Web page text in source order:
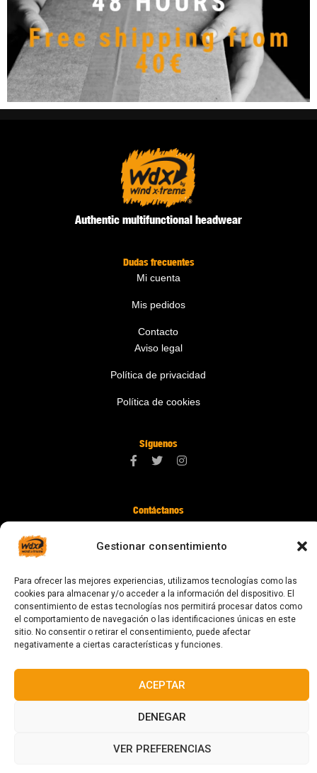
Gestionar consentimiento
Para ofrecer las mejores experiencias, utilizamos tecnologías como las
cookies para almacenar y/o acceder a la información del dispositivo. El
consentimiento de estas tecnologías nos permitirá procesar datos como
el comportamiento de navegación o las identificaciones únicas en este
sitio. No consentir o retirar el consentimiento, puede afectar
negativamente a ciertas características y funciones.
ACEPTAR
DENEGAR
VER PREFERENCIAS
Authentic multifunctional headwear
Dudas frecuentes
Mi cuenta
Mis pedidos
Contacto
Aviso legal
Política de privacidad
Política de cookies
Síguenos
Contáctanos
digital@zonawind.com
Av. de la Mare de Déu de Montserrat, 115
08024 Barcelona
© 2023 Todos los derechos reservados
Diseñado y fabricado en Barcelona